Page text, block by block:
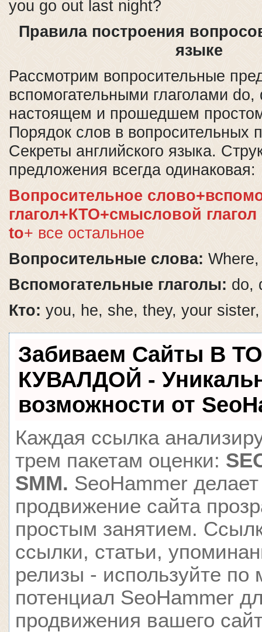
you go out last night?
Правила построения
языке
Рассмотрим вопросительные
вспомогательными глаголами do,
настоящем и прошедшем
Порядок слов в
Секреты английского языка.
предложения всегда одинаковая:
Вопросительное
глагол+КТО+смысловой
to+ все остальное
Вопросительные слова:
Вспомогательные глаголы: do,
Кто: you, he, she, they, your
Забиваем Сайты В
КУВАЛДОЙ -
возможности от
Каждая ссылка
трем пакетам оценки:
SMM. SeoHammer делает
продвижение сайта
простым занятием.
ссылки, статьи,
релизы - используйте по
потенциал SeoHammer
продвижения вашего